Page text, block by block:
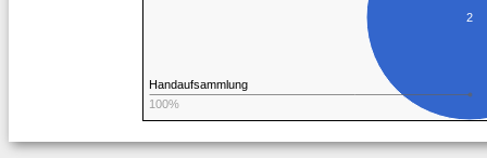
2
Handaufsammlung
100%